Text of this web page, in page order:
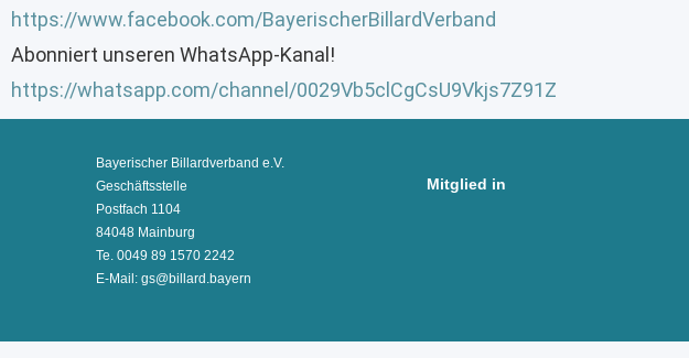
https://www.facebook.com/BayerischerBillardVerband
Abonniert unseren WhatsApp-Kanal!
https://whatsapp.com/channel/0029Vb5clCgCsU9Vkjs7Z91Z
Bayerischer Billardverband e.V.
Geschäftsstelle
Postfach 1104
84048 Mainburg
Te. 0049 89 1570 2242
E-Mail: gs@billard.bayern
Mitglied in